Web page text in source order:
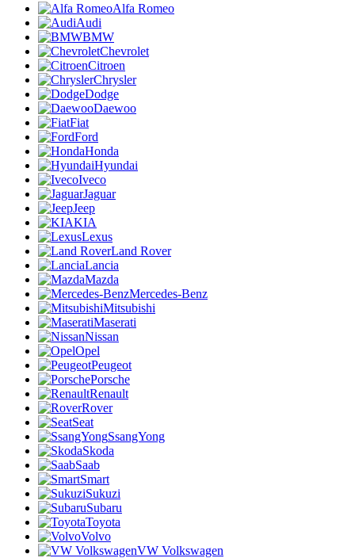
Alfa Romeo
Audi
BMW
Chevrolet
Citroen
Chrysler
Dodge
Daewoo
Fiat
Ford
Honda
Hyundai
Iveco
Jaguar
Jeep
KIA
Lexus
Land Rover
Lancia
Mazda
Mercedes-Benz
Mitsubishi
Maserati
Nissan
Opel
Peugeot
Porsche
Renault
Rover
Seat
SsangYong
Skoda
Saab
Smart
Sukuzi
Subaru
Toyota
Volvo
VW Volkswagen